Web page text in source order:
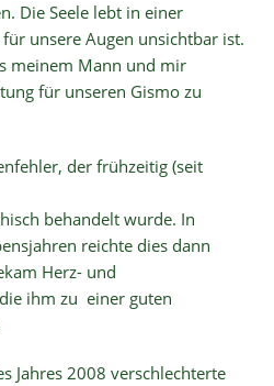
Die Seele lebt in einer
unsere Augen unsichtbar ist.
meinem Mann und mir
für unseren Gismo zu
der frühzeitig (seit
behandelt wurde. In
reichte dies dann
Herz- und
ihm zu einer guten
Jahres 2008 verschlechterte